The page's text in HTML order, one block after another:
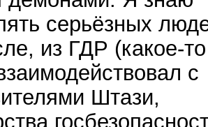
серьёзных
из ГДР (какое-то
с
Штази,